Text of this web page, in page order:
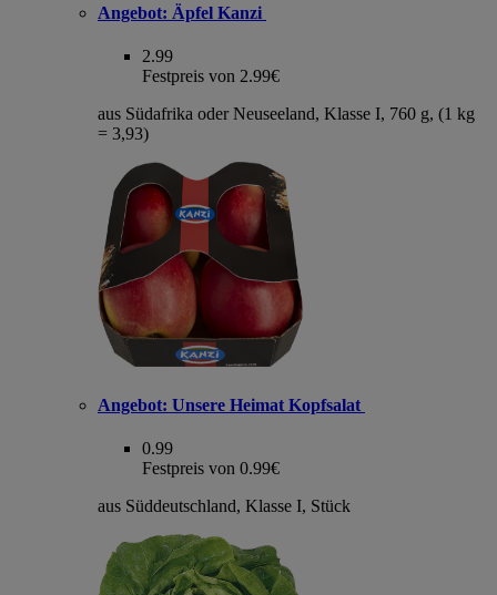
Angebot: Äpfel Kanzi
2.99
Festpreis von 2.99€
aus Südafrika oder Neuseeland, Klasse I, 760 g, (1 kg
= 3,93)
Angebot: Unsere Heimat Kopfsalat
0.99
Festpreis von 0.99€
aus Süddeutschland, Klasse I, Stück